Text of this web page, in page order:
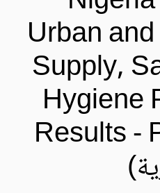
Urban
Supply,
Results